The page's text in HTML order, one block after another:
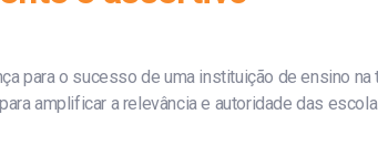
para o sucesso de uma instituição de ensino
amplificar a relevância e autoridade das